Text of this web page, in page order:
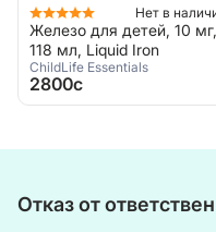
Нет в
Железо для детей, 10 мг,
118 мл, Liquid Iron
ChildLife Essentials
2800c
Отказ от